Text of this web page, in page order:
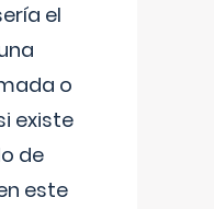
el
o
existe
de
este